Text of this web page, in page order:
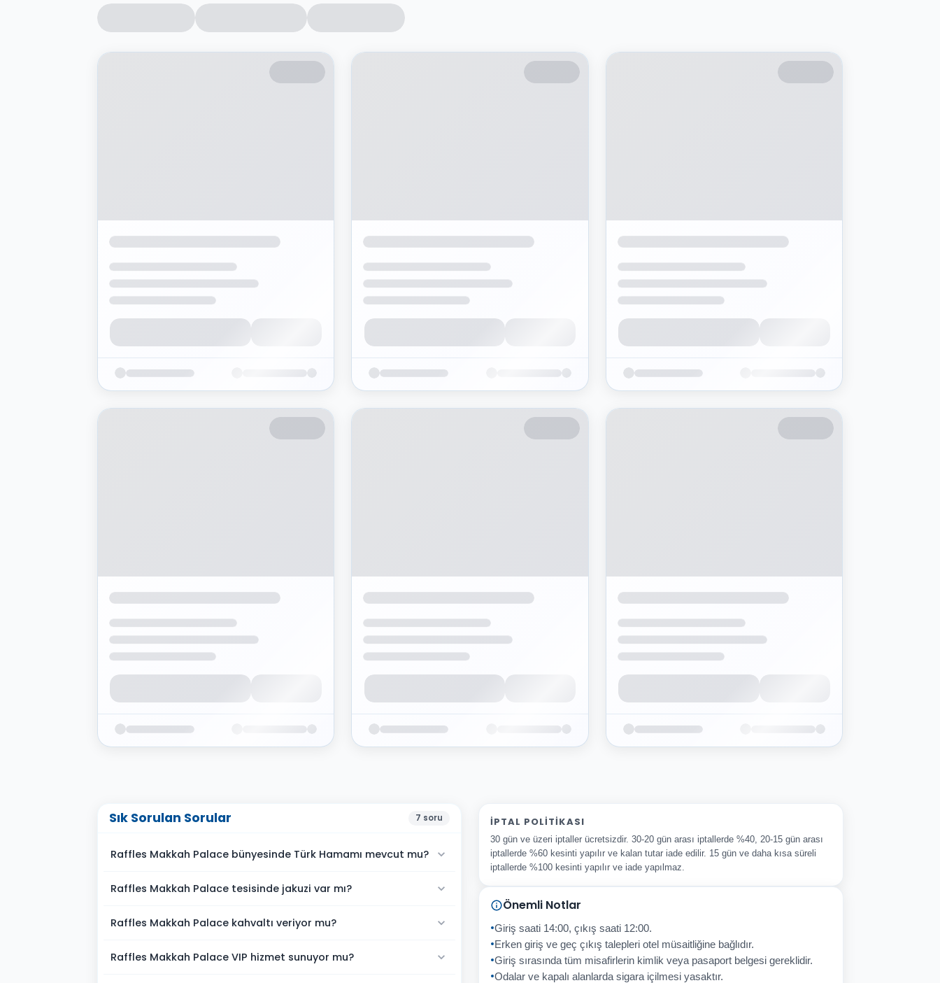
Sık Sorulan Sorular 7 soru
Raffles Makkah Palace bünyesinde Türk Hamamı mevcut mu?
Raffles Makkah Palace tesisinde jakuzi var mı?
Raffles Makkah Palace kahvaltı veriyor mu?
Raffles Makkah Palace VIP hizmet sunuyor mu?
İPTAL POLITIKASI
30 gün ve üzeri iptaller ücretsizdir. 30-20 gün arası iptallerde %40, 20-15 gün arası
iptallerde %60 kesinti yapılır ve kalan tutar iade edilir. 15 gün ve daha kısa süreli
iptallerde %100 kesinti yapılır ve iade yapılmaz.
Önemli Notlar
Giriş saati 14:00, çıkış saati 12:00.
Erken giriş ve geç çıkış talepleri otel müsaitliğine bağlıdır.
Giriş sırasında tüm misafirlerin kimlik veya pasaport belgesi gereklidir.
Odalar ve kapalı alanlarda sigara içilmesi yasaktır.